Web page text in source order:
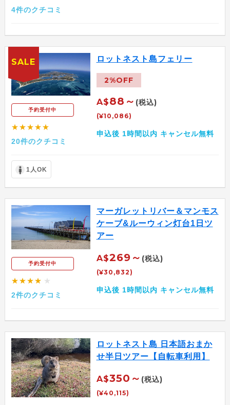
4件のクチコミ
予約受付中
★★★★★
20件のクチコミ
ロットネスト島フェリー
2%OFF
A$88～ (税込)
(¥10,086)
申込後 1時間以内 キャンセル無料
1人OK
SALE
予約受付中
★★★★ ★
2件のクチコミ
マーガレットリバー＆マンモス
ケーブ&ルーウィン灯台1日ツ
アー
A$269～ (税込)
(¥30,832)
申込後 1時間以内 キャンセル無料
ロットネスト島 日本語おまか
せ半日ツアー【自転車利用】
A$350～ (税込)
(¥40,115)